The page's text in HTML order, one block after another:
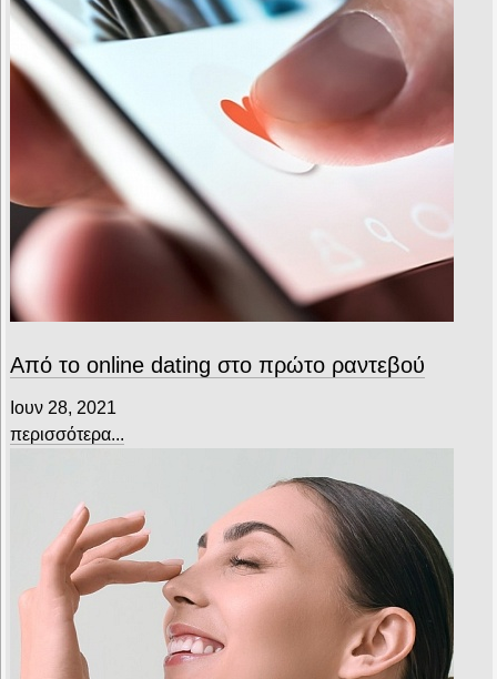
Από το online dating στο πρώτο ραντεβού
Ιουν 28, 2021
περισσότερα...